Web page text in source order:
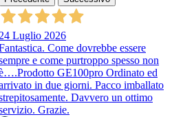
Luglio 2026
Come dovrebbe essere
e come purtroppo spesso non
GE100pro Ordinato ed
in due giorni. Pacco imballato
Davvero un ottimo
Grazie.